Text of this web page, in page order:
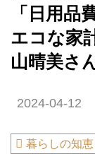
「日用品
エコな家
山晴美さ
2024-04-12
暮らしの知恵